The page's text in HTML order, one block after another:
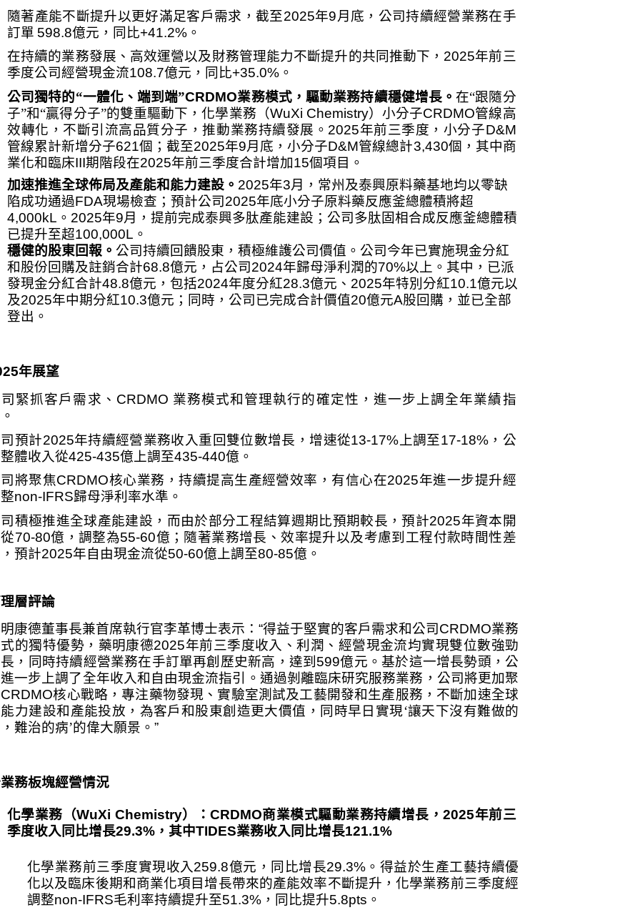
隨著產能不斷提升以更好滿足客戶需求，截至2025年9月底，公司持續經營業務在手
訂單 598.8億元，同比+41.2% 。
在持續的業務發展、高效運營以及財務管理能力不斷提升的共同推動下， 2025年前三
季度公司經營現金流108.7億元，同比+35.0% 。
公司獨特的“一體化、端到端”CRDMO業務模式，驅動業務持續穩健增長。在“跟隨分
子”和“贏得分子”的雙重驅動下，化學業務（WuXi Chemistry）小分子CRDMO管線高
效轉化，不斷引流高品質分子，推動業務持續發展。 2025年前三季度，小分子D&M
管線累計新增分子621個；截至2025年9月底，小分子D&M管線總計3,430個，其中商
業化和臨床III期階段在2025年前三季度合計增加15個項目。
加速推進全球佈局及產能和能力建設。 2025年3月，常州及泰興原料藥基地均以零缺
陷成功通過FDA現場檢查；預計公司2025年底小分子原料藥反應釜總體積將超
4,000kL 。 2025年9月，提前完成泰興多肽產能建設；公司多肽固相合成反應釜總體積
已提升至超100,000L 。
穩健的股東回報。 公司持續回饋股東，積極維護公司價值。公司今年已實施現金分紅
和股份回購及註銷合計68.8億元，占公司2024年歸母淨利潤的70%以上。其中，已派
發現金分紅合計48.8億元，包括2024年度分紅28.3億元、 2025年特別分紅10.1億元以
及2025年中期分紅10.3億元；同時，公司已完成合計價值20億元A股回購，並已全部
登出。
年展望
緊抓客戶需求、 CRDMO 業務模式和管理執行的確定性，進一步上調全年業績指
預計2025年持續經營業務收入重回雙位數增長，增速從13-17% 上調至17-18%，公
體收入從425-435億上調至435-440億。
將聚焦CRDMO核心業務，持續提高生產經營效率，有信心在2025年進一步提升經
non-IFRS歸母淨利率水準。
積極推進全球產能建設，而由於部分工程結算週期比預期較長，預計2025年資本開
70-80億，調整為55-60億；隨著業務增長、效率提升以及考慮到工程付款時間性差
預計2025年自由現金流從50-60億上調至80-85億。
層評論
康德董事長兼首席執行官李革博士表示： “得益于堅實的客戶需求和公司CRDMO業務
的獨特優勢，藥明康德2025年前三季度收入、利潤、經營現金流均實現雙位數強勁
，同時持續經營業務在手訂單再創歷史新高，達到 599億元。基於這一增長勢頭，公
一步上調了全年收入和自由現金流指引。通過剝離臨床研究服務業務，公司將更加聚
CRDMO核心戰略，專注藥物發現、實驗室測試及工藝開發和生產服務，不斷加速全球
力建設和產能投放，為客戶和股東創造更大價值，同時早日實現‘讓天下沒有難做的
難治的病’的偉大願景。 ”
務板塊經營情況
化學業務（WuXi Chemistry）：CRDMO商業模式驅動業務持續增長，2025年前三
季度收入同比增長29.3% ，其中TIDES業務收入同比增長121.1%
化學業務前三季度實現收入259.8億元，同比增長29.3% 。得益於生產工藝持續優
化以及臨床後期和商業化項目增長帶來的產能效率不斷提升，化學業務前三季度經
調整non-IFRS毛利率持續提升至51.3% ，同比提升5.8pts 。